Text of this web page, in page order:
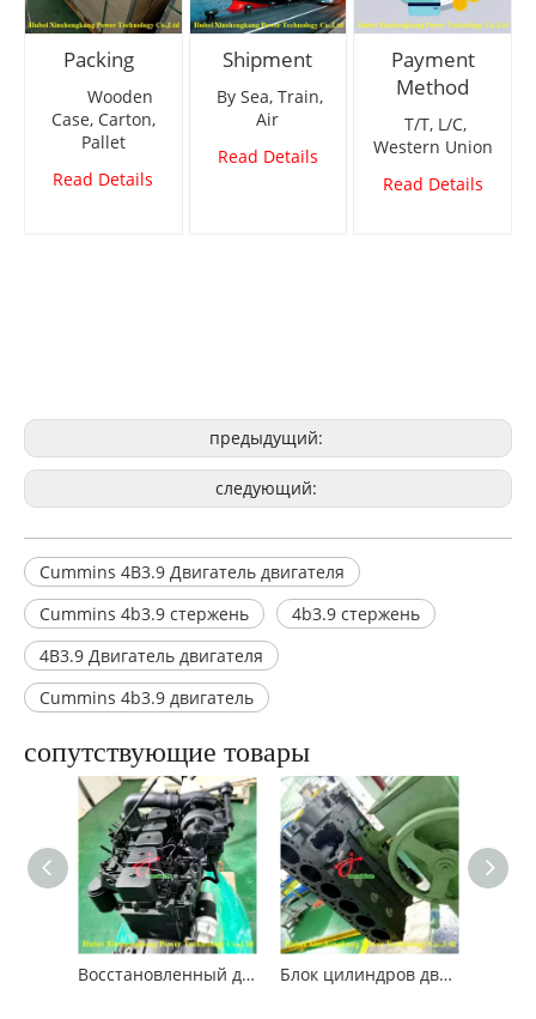
Packing
Wooden
Case, Carton,
Pallet
Read Details
Shipment
By Sea, Train,
Air
Read Details
Payment
Method
T/T, L/C,
Western Union
Read Details
предыдущий:
следующий:
Cummins 4B3.9 Двигатель двигателя
Cummins 4b3.9 стержень
4b3.9 стержень
4B3.9 Двигатель двигателя
Cummins 4b3.9 двигатель
сопутствующие товары
Восстановленный двигатель Cummins 6BT5.9 для строительных машин Блок цилиндров двигателя Cummins 6B5.9